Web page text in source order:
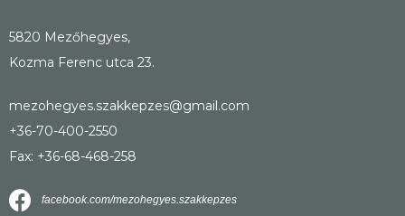
5820 Mezőhegyes,
Kozma Ferenc utca 23.
mezohegyes.szakkepzes@gmail.com
+36-70-400-2550
Fax: +36-68-468-258
facebook.com/mezohegyes.szakkepzes